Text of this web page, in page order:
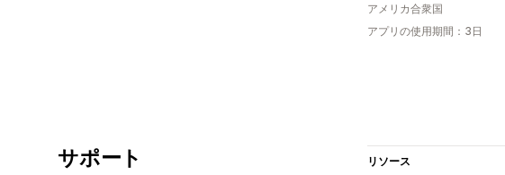
アメリカ合衆国
アプリの使用期間：3日
サポート リソース